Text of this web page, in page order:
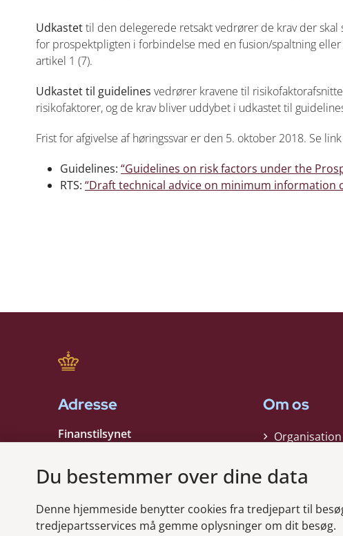
Udkastettil den delegerede retsakt vedrører de krav der
for prospektpligten i forbindelse med en fusion/spaltning
artikel 1 (7).
Udkastet til guidelines vedrører kravene til
risikofaktorer, og de krav bliver uddybet i udkastet til
Frist for afgivelse af høringssvar er den 5. oktober 2018. Se
Guidelines: “Guidelines on risk factors under the
RTS: “Draft technical advice on minimum
Adresse
Finanstilsynet
1401 København K
CVR nummer:10598184
Om os
Kontakt
Modtag
Du bestemmer over dine data
Denne hjemmeside benytter cookies fra tredjepart til
tredjepartsservices må gemme oplysninger om dit besøg.